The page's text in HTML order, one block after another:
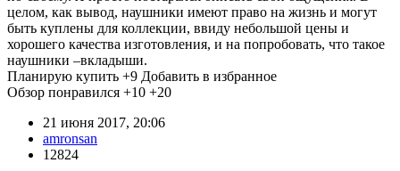
целом, как вывод, наушники имеют право на жизнь и могут
быть куплены для коллекции, ввиду небольшой цены и
хорошего качества изготовления, и на попробовать, что такое
наушники –вкладыши.
Планирую купить +9 Добавить в избранное
Обзор понравился +10 +20
21 июня 2017, 20:06
amronsan
12824